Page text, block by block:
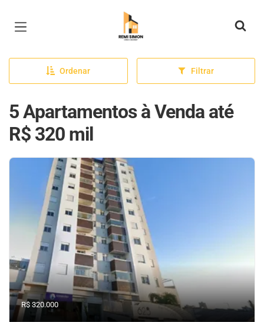
Página inicial
Ordenar Filtrar
5 Apartamentos à Venda até
R$ 320 mil
R$ 320.000